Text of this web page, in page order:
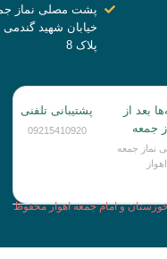
پشت مصلی نماز
خیابان شهید گندمی
پلاک 8
بعد از
جمعه
نماز جمعه
اهواز
پشتیبانی تلفنی
09215410920
و امام جمعه اهواز محفوظ